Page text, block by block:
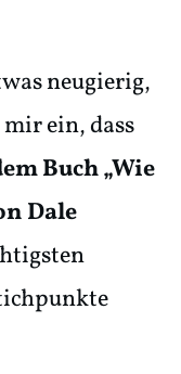
neugierig,
ein, dass
Buch „Wie
Dale